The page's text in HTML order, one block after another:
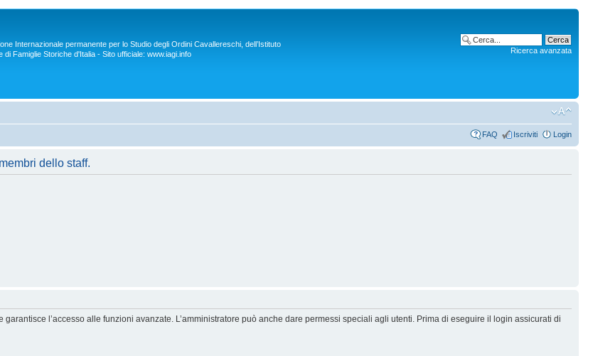
Internazionale permanente per lo Studio degli Ordini Cavallereschi, dell’Istituto
di Famiglie Storiche d'Italia - Sito ufficiale: www.iagi.info
Ricerca avanzata
FAQ Iscriviti Login
dello staff.
l’accesso alle funzioni avanzate. L’amministratore può anche dare permessi speciali agli utenti. Prima di eseguire il login assicurati di